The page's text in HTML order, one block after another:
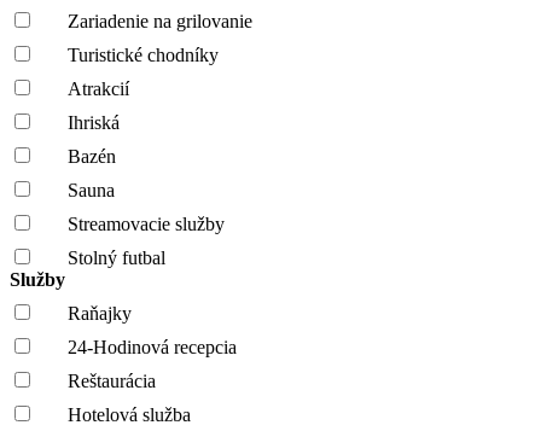
Zariadenie na grilovanie
Turistické chodníky
Atrakcií
Ihriská
Bazén
Sauna
Streamovacie služby
Stolný futbal
Služby
Raňajky
24-Hodinová recepcia
Reštaurácia
Hotelová služba